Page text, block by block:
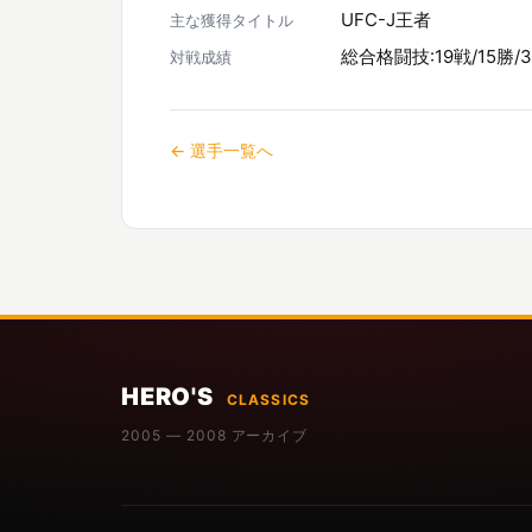
主な獲得タイトル UFC-J王者
対戦成績 総合格闘技:19戦/15勝/
← 選手一覧へ
HERO'S
CLASSICS
2005 — 2008 アーカイブ